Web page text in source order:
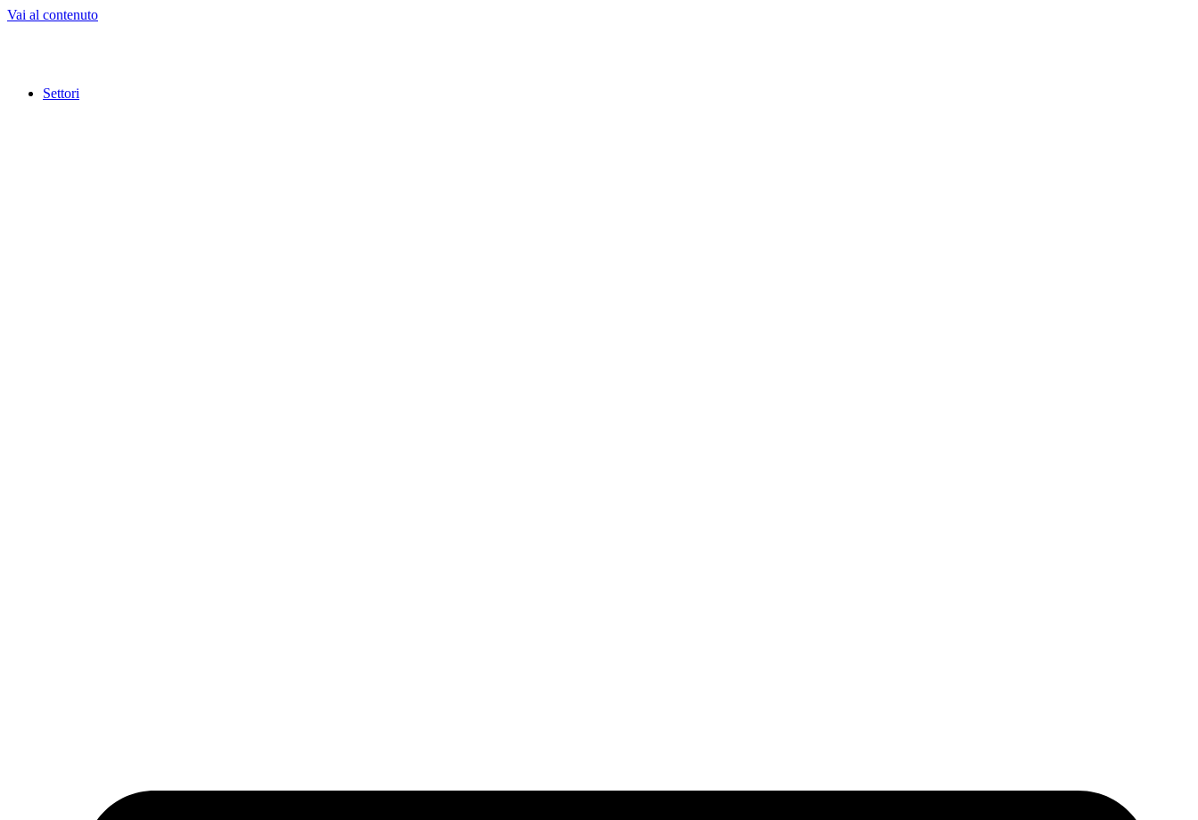
Vai al contenuto
Settori